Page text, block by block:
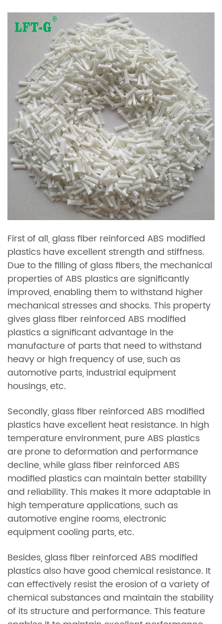
First of all, glass fiber reinforced ABS modified
plastics have excellent strength and stiffness.
Due to the filling of glass fibers, the mechanical
properties of ABS plastics are significantly
improved, enabling them to withstand higher
mechanical stresses and shocks. This property
gives glass fiber reinforced ABS modified
plastics a significant advantage in the
manufacture of parts that need to withstand
heavy or high frequency of use, such as
automotive parts, industrial equipment
housings, etc.
Secondly, glass fiber reinforced ABS modified
plastics have excellent heat resistance. In high
temperature environment, pure ABS plastics
are prone to deformation and performance
decline, while glass fiber reinforced ABS
modified plastics can maintain better stability
and reliability. This makes it more adaptable in
high temperature applications, such as
automotive engine rooms, electronic
equipment cooling parts, etc.
Besides, glass fiber reinforced ABS modified
plastics also have good chemical resistance. It
can effectively resist the erosion of a variety of
chemical substances and maintain the stability
of its structure and performance. This feature